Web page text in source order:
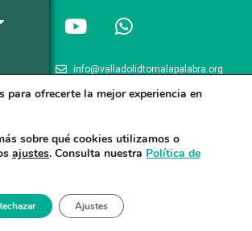
info@valladolidtomalapalabra.org
+34 983 426 124
/Poltica de Privacidad/ Politica de Cookies
para ofrecerte la mejor experiencia en
sobre qué cookies utilizamos o
ajustes. Consulta nuestra Política de
Ajustes